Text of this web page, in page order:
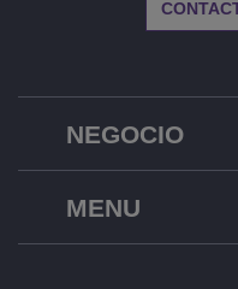
NEGOCIO
MENU